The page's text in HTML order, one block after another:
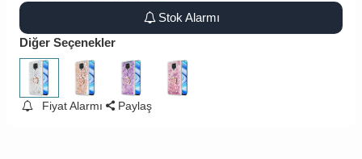
Stok Alarmı
Diğer Seçenekler
Fiyat Alarmı Paylaş